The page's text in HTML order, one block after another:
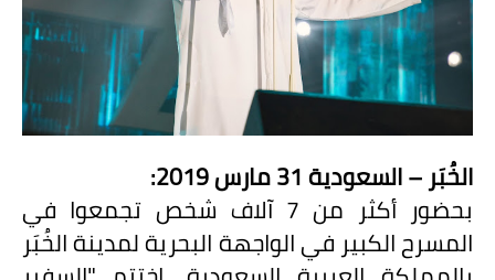
الخُبَر – السعودية 31 مارس 2019:
بحضور أكثر من 7 آلاف شخص تجمعوا في
المسرح الكبير في الواجهة البحرية لمدينة الخُبَر